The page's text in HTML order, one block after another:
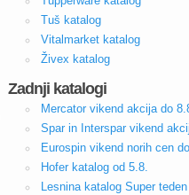
Tuš katalog
Vitalmarket katalog
Živex katalog
Zadnji katalogi
Mercator vikend akcija do
Spar in Interspar vikend
Eurospin vikend norih cen
Hofer katalog od 5.8.
Lesnina katalog Super teden